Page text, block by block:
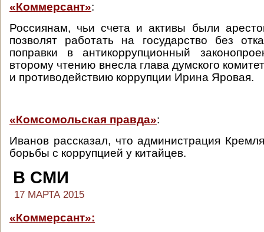
«Коммерсант»:
Россиянам, чьи счета и активы были
позволят работать на государство без
поправки в антикоррупционный
второму чтению внесла глава думского
и противодействию коррупции Ирина Яровая.
«Комсомольская правда»:
Иванов рассказал, что администрация
борьбы с коррупцией у китайцев.
В СМИ
17 МАРТА 2015
«Коммерсант»: